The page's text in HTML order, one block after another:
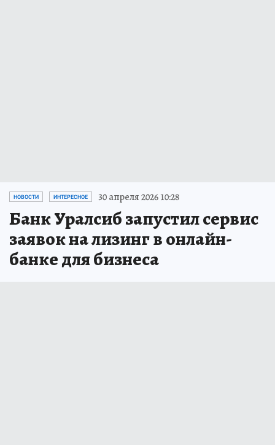
НОВОСТИ ИНТЕРЕСНОЕ 30 апреля 2026 10:28
Банк Уралсиб запустил сервис
заявок на лизинг в онлайн-
банке для бизнеса